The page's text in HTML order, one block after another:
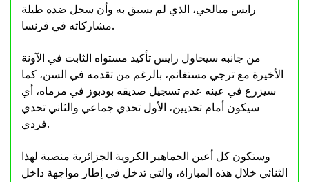
رايس مبالحي، الذي لم يسبق به وأن سجل ضده طيلة
مشاركاته في فرنسا.
من جانبه سيحاول رايس تأكيد مستواه الثابت في الآونة
الأخيرة مع ترجي مستغانم، بالرغم من تقدمه في السن، كما
سيزرع في عينه عدم تسجيل صديقه بودبوز في مرماه، أي
سيكون أمام تحديين، الأول تحدي جماعي والثاني تحدي
فردي.
وستكون كل أعين الجماهير الكروية الجزائرية منصبة لهذا
الثنائي خلال هذه المباراة، والتي تدخل في إطار مواجهة داخل